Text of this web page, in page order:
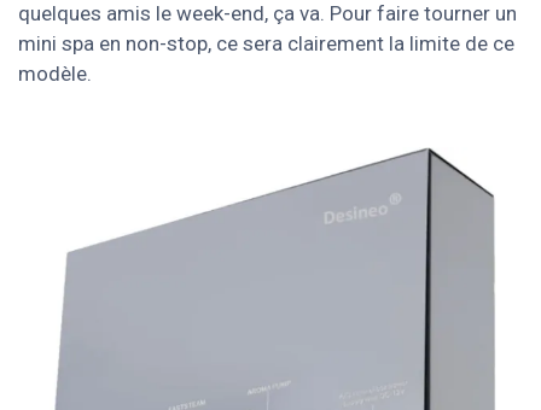
quelques amis le week-end, ça va. Pour faire tourner un
mini spa en non-stop, ce sera clairement la limite de ce
modèle.